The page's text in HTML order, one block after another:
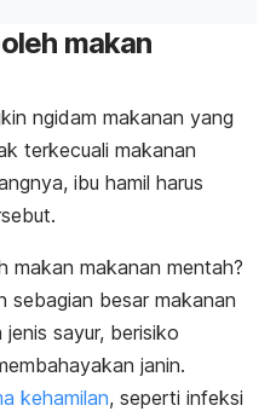
makan
ngidam makanan yang
terkecuali makanan
ibu hamil harus
makan makanan mentah?
sebagian besar makanan
sayur, berisiko
janin.
kehamilan, seperti infeksi